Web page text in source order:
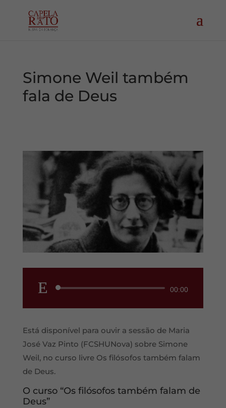
Simone Weil também
fala de Deus
Reprodutor
00:00
Está disponível para ouvir a sessão de Maria
José Vaz Pinto (FCSHUNova) sobre Simone
Weil, no curso livre Os filósofos também falam
de Deus.
O curso “Os filósofos também falam de
Deus”